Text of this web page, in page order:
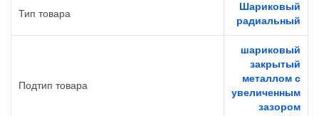
Тип товара
Шариковый
радиальный
Подтип товара
шариковый
закрытый
металлом с
увеличенным
зазором